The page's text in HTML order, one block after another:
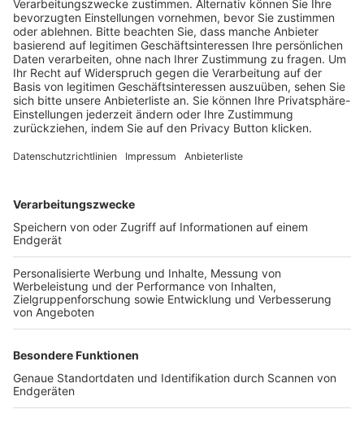
Schulungsangebot Vereinsmitarbeiter
BFV-Geschäftsstellen
Trainerbörse
Login SpielPlus
FOLGE DEM BFV
TOP-VEREINE
TOP-PARTNER